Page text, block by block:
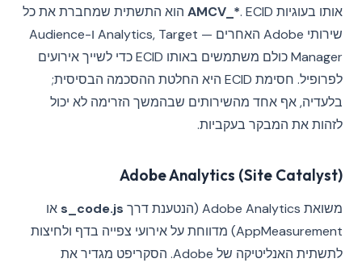
אותו בעוגיות
AMCV_* . ECID הוא התשתית שמחברת את כל
שירותי Adobe האחרים — Analytics, Target ו-Audience
Manager כולם משתמשים באותו ECID כדי לשייך אירועים
לפרופיל. חסימת ECID היא החלטת ההסכמה הבסיסית;
בלעדיה, אף אחד מהשירותים שבהמשך הזרימה לא יכול
לזהות את המבקר בעקביות.
Adobe Analytics (Site Catalyst)
משואת Adobe Analytics (הנטענת דרך s_code.jsאו
AppMeasurement) מדווחת על אירועי צפייה בדף ולחיצות
לתשתית האנליטיקה של Adobe. הסקריפט מגדיר את